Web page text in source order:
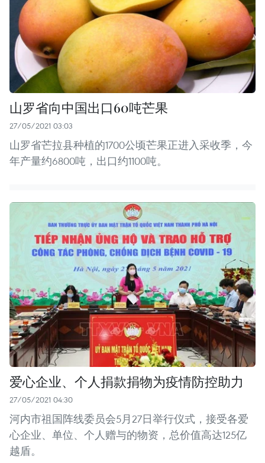
山罗省向中国出口60吨芒果
27/05/2021 03:03
山罗省芒拉县种植的1700公顷芒果正进入采收季，今
年产量约6800吨，出口约1100吨。
爱心企业、个人捐款捐物为疫情防控助力
27/05/2021 04:30
河内市祖国阵线委员会5月27日举行仪式，接受各爱
心企业、单位、个人赠与的物资，总价值高达125亿
越盾。